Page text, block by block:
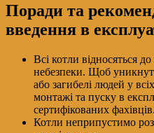
Поради та
введення в
Всі котли відносяться
небезпеки. Щоб
або загибелі людей у
монтажі та пуску в
сертифікованих фахівців.
Котли неприпустимо